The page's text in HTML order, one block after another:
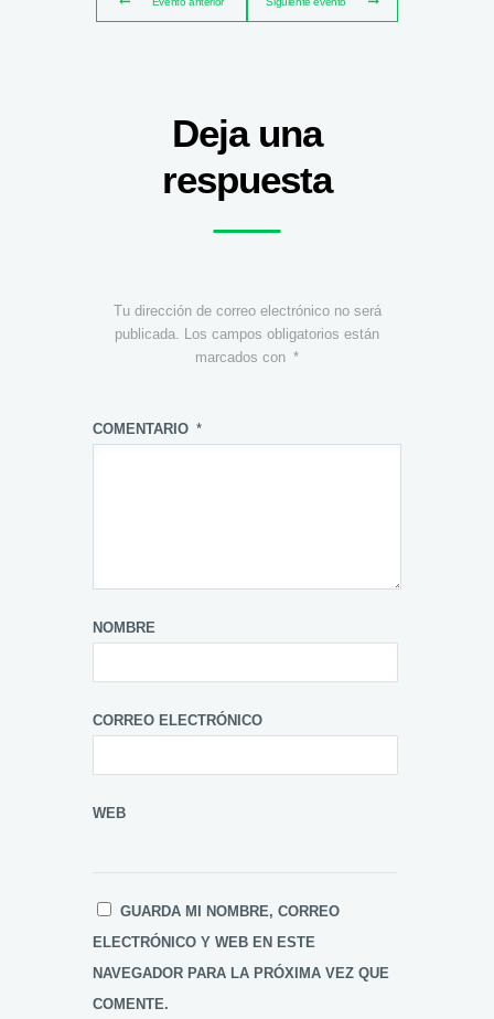
Deja una
respuesta
Tu dirección de correo electrónico no será
publicada. Los campos obligatorios están
marcados con *
COMENTARIO *
NOMBRE
CORREO ELECTRÓNICO
WEB
GUARDA MI NOMBRE, CORREO
ELECTRÓNICO Y WEB EN ESTE
NAVEGADOR PARA LA PRÓXIMA VEZ QUE
COMENTE.